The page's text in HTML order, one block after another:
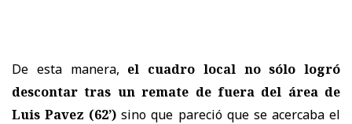
De esta manera, el cuadro local no sólo logró
descontar tras un remate de fuera del área de
Luis Pavez (62’) sino que pareció que se acercaba el